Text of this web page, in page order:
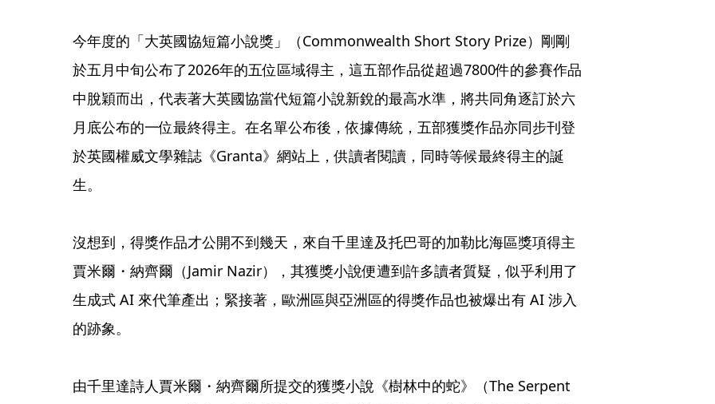
今年度的「大英國協短篇小說獎」（Commonwealth Short Story Prize）剛剛
於五月中旬公布了2026年的五位區域得主，這五部作品從超過7800件的參賽作品
中脫穎而出，代表著大英國協當代短篇小說新銳的最高水準，將共同角逐訂於六
月底公布的一位最終得主。在名單公布後，依據傳統，五部獲獎作品亦同步刊登
於英國權威文學雜誌《Granta》網站上，供讀者閱讀，同時等候最終得主的誕
生。
沒想到，得獎作品才公開不到幾天，來自千里達及托巴哥的加勒比海區獎項得主
賈米爾・納齊爾（Jamir Nazir），其獲獎小說便遭到許多讀者質疑，似乎利用了
生成式 AI 來代筆產出；緊接著，歐洲區與亞洲區的得獎作品也被爆出有 AI 涉入
的跡象。
由千里達詩人賈米爾・納齊爾所提交的獲獎小說《樹林中的蛇》（The Serpent